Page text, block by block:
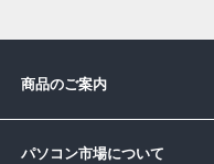
商品のご案内
パソコン市場について